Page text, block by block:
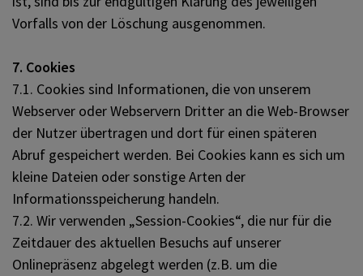
Vorfalls von der Löschung ausgenommen.
7. Cookies
7.1. Cookies sind Informationen, die von unserem
Webserver oder Webservern Dritter an die Web-Browser
der Nutzer übertragen und dort für einen späteren
Abruf gespeichert werden. Bei Cookies kann es sich um
kleine Dateien oder sonstige Arten der
Informationsspeicherung handeln.
7.2. Wir verwenden „Session-Cookies“, die nur für die
Zeitdauer des aktuellen Besuchs auf unserer
Onlinepräsenz abgelegt werden (z.B. um die